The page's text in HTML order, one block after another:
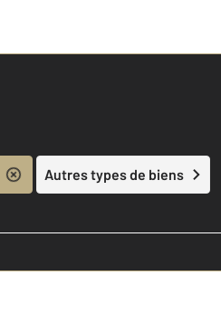
Autres types de biens